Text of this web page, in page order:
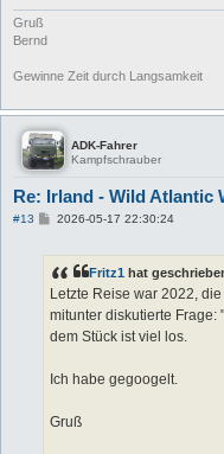
Gruß
Bernd
Gewinne Zeit durch Langsamkeit
ADK-Fahrer
Kampfschrauber
Re: Irland - Wild Atlantic
#13
B
r
a
g
2026-05-17 22:30:24
Fritz1 hat
Letzte Reise war 2022,
mitunter diskutierte Frage:
dem Stück ist viel los.
Ich habe gegoogelt.
Gruß